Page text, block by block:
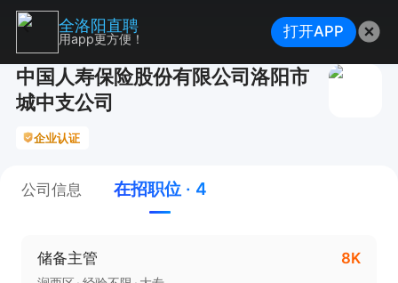
中国人寿保险股份有限公司洛阳市
城中支公司
企业认证
公司信息 在招职位 · 4
储备主管 8K
全洛阳直聘
用app更方便！ 打开APP